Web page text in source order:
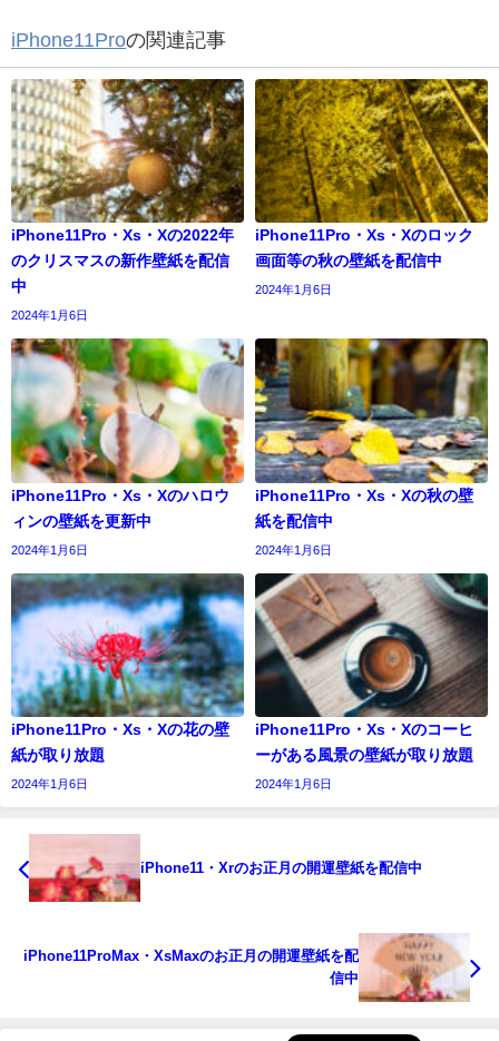
iPhone11Proの関連記事
iPhone11Pro・Xs・Xの2022年
のクリスマスの新作壁紙を配信
中
2024年1月6日
iPhone11Pro・Xs・Xのロック
画面等の秋の壁紙を配信中
2024年1月6日
iPhone11Pro・Xs・Xのハロウ
ィンの壁紙を更新中
2024年1月6日
iPhone11Pro・Xs・Xの秋の壁
紙を配信中
2024年1月6日
iPhone11Pro・Xs・Xの花の壁
紙が取り放題
2024年1月6日
iPhone11Pro・Xs・Xのコーヒ
ーがある風景の壁紙が取り放題
2024年1月6日
iPhone11・Xrのお正月の開運壁紙を配信中
iPhone11ProMax・XsMaxのお正月の開運壁紙を配
信中